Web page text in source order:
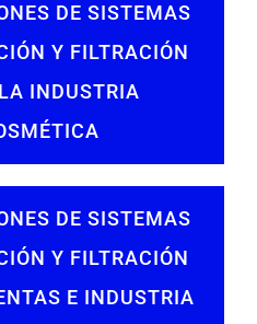
DE SISTEMAS
Y FILTRACIÓN
INDUSTRIA
DE SISTEMAS
Y FILTRACIÓN
E INDUSTRIA